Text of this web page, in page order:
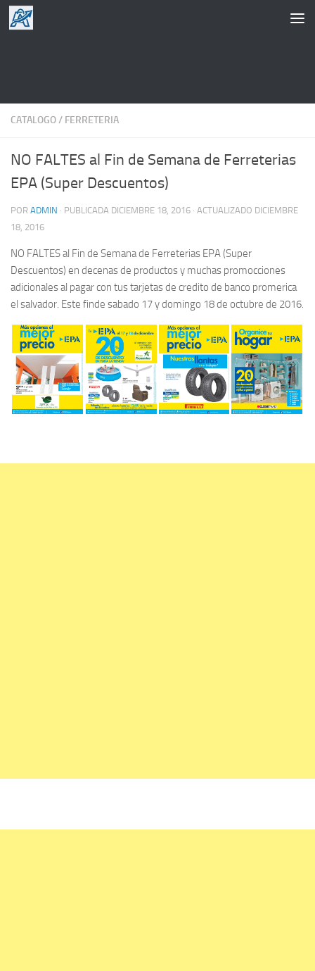
Saltar al contenido
CATALOGO/ FERRETERIA
NO FALTES al Fin de Semana de Ferreterias
EPA (Super Descuentos)
POR ADMIN · PUBLICADA DICIEMBRE 18, 2016 · ACTUALIZADO DICIEMBRE
18, 2016
NO FALTES al Fin de Semana de Ferreterias EPA (Super
Descuentos) en decenas de productos y muchas promocciones
adicionales al pagar con tus tarjetas de credito de banco promerica
el salvador. Este finde sabado 17 y domingo 18 de octubre de 2016.